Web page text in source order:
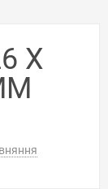
X